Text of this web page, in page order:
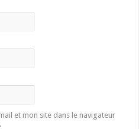
et mon site dans le navigateur